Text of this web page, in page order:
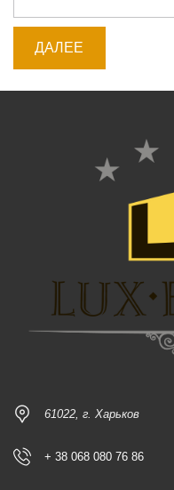
61022, г. Харьков
+ 38 068 080 76 86